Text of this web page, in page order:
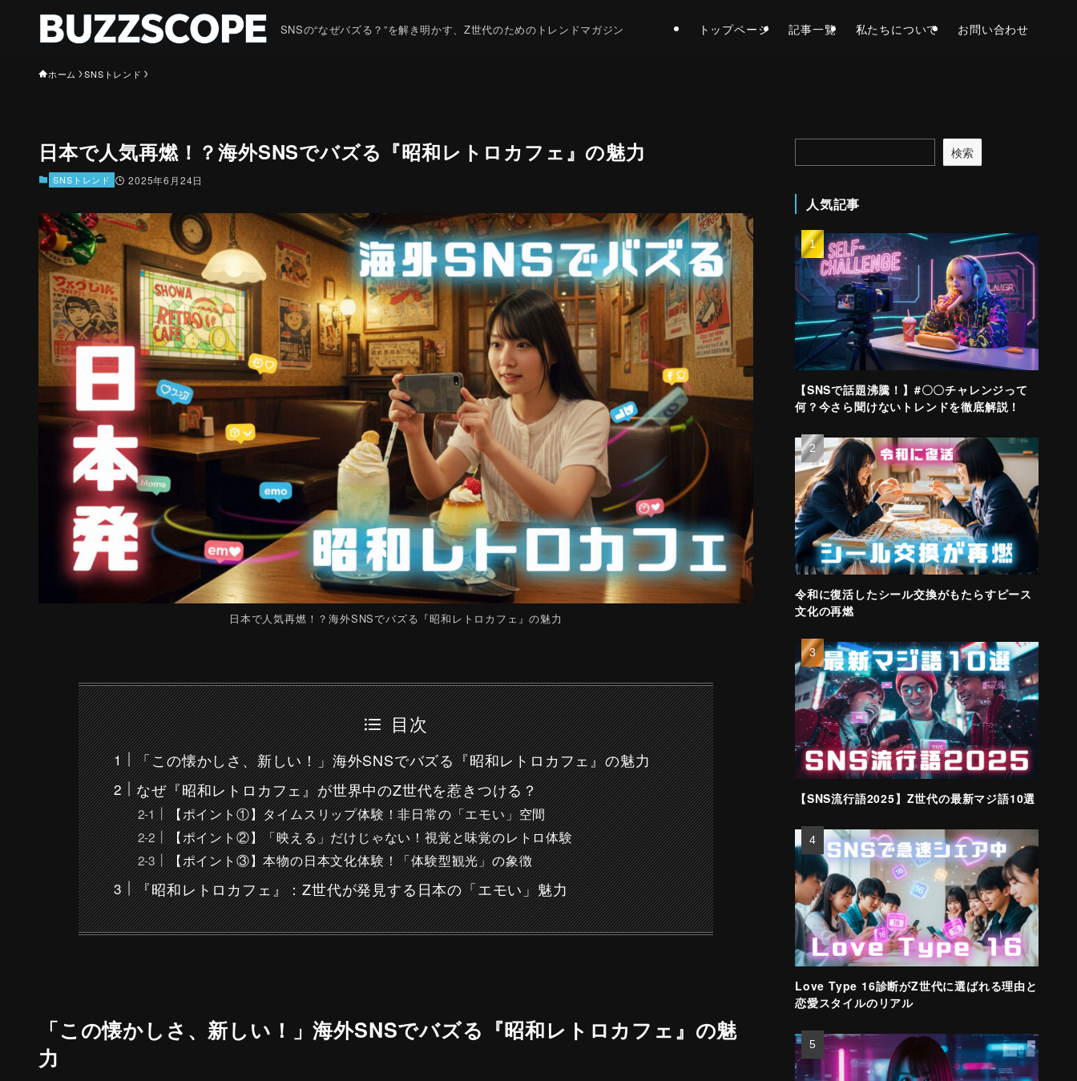
SNSの“なぜバズる？”を解き明かす、Z世代のためのトレンドマガジン トップページ 記事一覧 私たちについて お問い合わせ
ホーム SNSトレンド
日本で人気再燃！？海外SNSでバズる『昭和レトロカフェ』の魅力
SNSトレンド 2025年6月24日
日本で人気再燃！？海外SNSでバズる『昭和レトロカフェ』の魅力
目次
「この懐かしさ、新しい！」海外SNSでバズる『昭和レトロカフェ』の魅力
なぜ『昭和レトロカフェ』が世界中のZ世代を惹きつける？
【ポイント①】タイムスリップ体験！非日常の「エモい」空間
【ポイント②】「映える」だけじゃない！視覚と味覚のレトロ体験
【ポイント③】本物の日本文化体験！「体験型観光」の象徴
『昭和レトロカフェ』：Z世代が発見する日本の「エモい」魅力
「この懐かしさ、新しい！」海外SNSでバズる『昭和レトロカフェ』の魅
力
検索
人気記事
【SNSで話題沸騰！】#〇〇チャレンジって
何？今さら聞けないトレンドを徹底解説！
令和に復活したシール交換がもたらすピース
文化の再燃
【SNS流行語2025】Z世代の最新マジ語10選
Love Type 16診断がZ世代に選ばれる理由と
恋愛スタイルのリアル